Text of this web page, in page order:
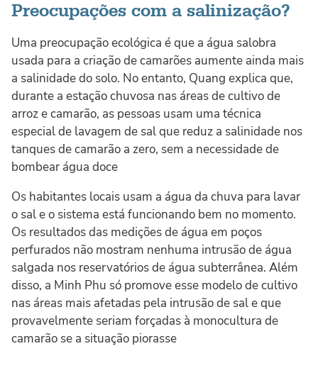
Preocupações com a salinização?
Uma preocupação ecológica é que a água salobra
usada para a criação de camarões aumente ainda mais
a salinidade do solo. No entanto, Quang explica que,
durante a estação chuvosa nas áreas de cultivo de
arroz e camarão, as pessoas usam uma técnica
especial de lavagem de sal que reduz a salinidade nos
tanques de camarão a zero, sem a necessidade de
bombear água doce
Os habitantes locais usam a água da chuva para lavar
o sal e o sistema está funcionando bem no momento.
Os resultados das medições de água em poços
perfurados não mostram nenhuma intrusão de água
salgada nos reservatórios de água subterrânea. Além
disso, a Minh Phu só promove esse modelo de cultivo
nas áreas mais afetadas pela intrusão de sal e que
provavelmente seriam forçadas à monocultura de
camarão se a situação piorasse